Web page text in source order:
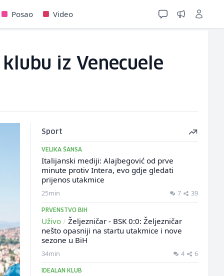
Posao Video
iz Venecuele
Sport
VELIKA ŠANSA
Italijanski mediji: Alajbegović od prve
minute protiv Intera, evo gdje gledati
prijenos utakmice
25min 7 39
PRVENSTVO BIH
Uživo / Željezničar - BSK 0:0: Željezničar
nešto opasniji na startu utakmice i nove
sezone u BiH
34min 4 6
IDEALAN KLUB